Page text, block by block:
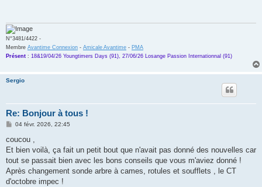
N°3481/4422 -
Membre Avantime Connexion - Amicale Avantime - PMA
Présent : 18&19/04/26 Youngtimers Days (91), 27/06/26 Losange Passion Internationnal (91)
Sergio
Re: Bonjour à tous !
M
s
a
g
04 févr. 2026, 22:45
coucou ,
Et bien voilà, ça fait un petit bout que n'avait pas donné des nouvelles car
tout se passait bien avec les bons conseils que vous m'aviez donné !
Après changement sonde arbre à cames, rotules et soufflets , le CT
d'octobre impec !